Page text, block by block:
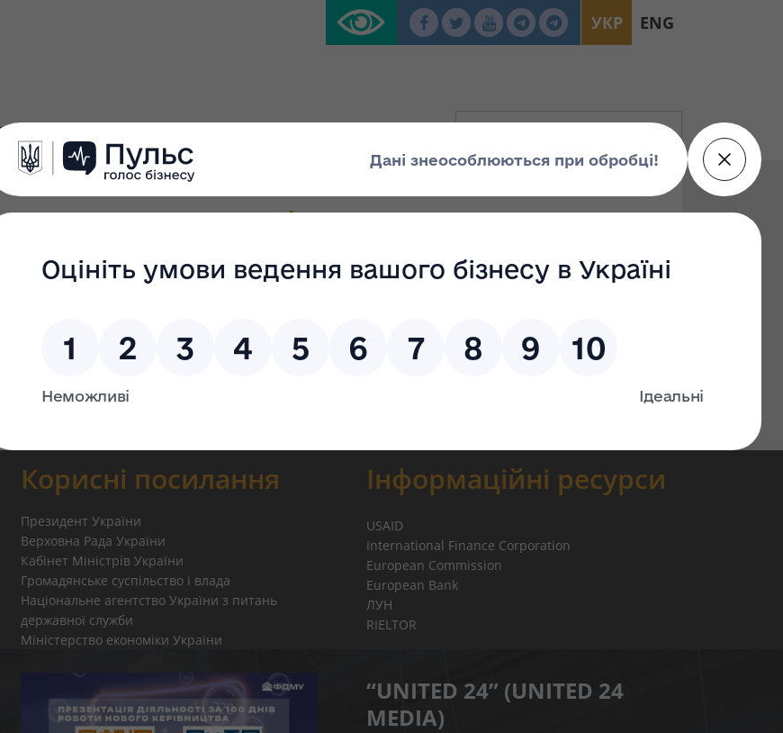
УКР ENG
ПЛАТФОРМА
«Про внесення змін до деяких
(щодо спрощення процесу
Корисні посилання
Президент України
Верховна Рада України
Кабінет Міністрів України
Громадянське суспільство і влада
Національне агентство України з питань
державної служби
Міністерство економіки України
Інформаційні ресурси
USAID
International Finance Corporation
European Commission
European Bank
ЛУН
RIELTOR
“UNITED 24” (UNITED 24
MEDIA)